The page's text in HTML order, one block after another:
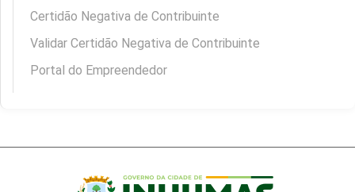
Certidão Negativa de Contribuinte
Validar Certidão Negativa de Contribuinte
Portal do Empreendedor